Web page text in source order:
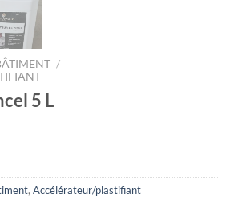
/
5 L
, Accélérateur/plastifiant